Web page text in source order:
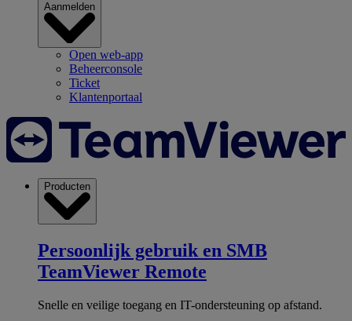
Aanmelden
Open web-app
Beheerconsole
Ticket
Klantenportaal
Producten
Persoonlijk gebruik en SMB
TeamViewer Remote
Snelle en veilige toegang en IT-ondersteuning op afstand.